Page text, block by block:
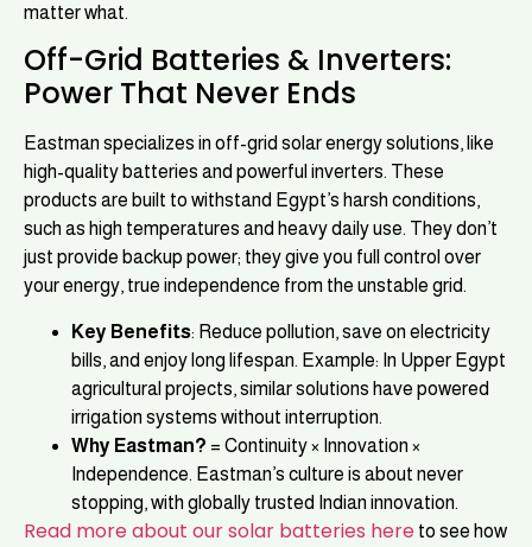
matter what.
Off-Grid Batteries & Inverters:
Power That Never Ends
Eastman specializes in off-grid solar energy solutions, like
high-quality batteries and powerful inverters. These
products are built to withstand Egypt’s harsh conditions,
such as high temperatures and heavy daily use. They don’t
just provide backup power; they give you full control over
your energy, true independence from the unstable grid.
Key Benefits: Reduce pollution, save on electricity
bills, and enjoy long lifespan. Example: In Upper Egypt
agricultural projects, similar solutions have powered
irrigation systems without interruption.
Why Eastman? = Continuity × Innovation ×
Independence. Eastman’s culture is about never
stopping, with globally trusted Indian innovation.
Read more about our solar batteries here to see how